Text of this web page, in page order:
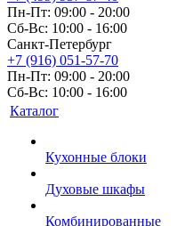
Пн-Пт: 09:00 - 20:00
Сб-Вс: 10:00 - 16:00
Санкт-Петербург
+7 (916) 051-57-70
Пн-Пт: 09:00 - 20:00
Сб-Вс: 10:00 - 16:00
Каталог
Кухонные блоки
Духовые шкафы
Комбинированные